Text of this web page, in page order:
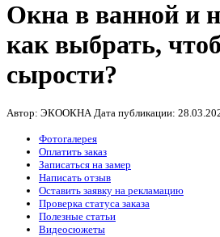
Окна в ванной и
как выбрать,
сырости?
Автор: ЭКООКНА Дата публикации:
Фотогалерея
Оплатить заказ
Записаться на замер
Написать отзыв
Оставить заявку на рекламацию
Проверка статуса заказа
Полезные статьи
Видеосюжеты